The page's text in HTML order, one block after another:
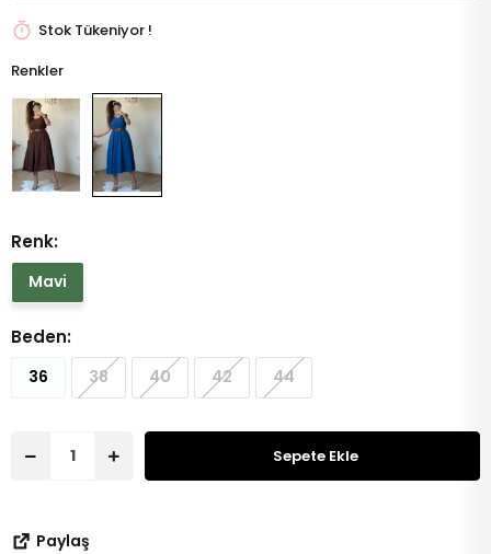
Stok Tükeniyor !
Renkler
Renk:
Mavi
Beden:
36 38 40 42 44
Sepete Ekle
Paylaş